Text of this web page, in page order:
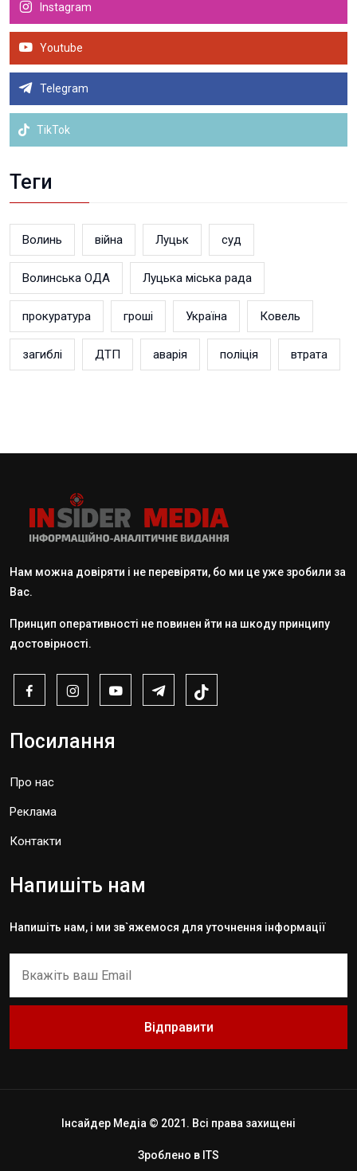
Instagram
Youtube
Telegram
TikTok
Теги
Волинь війна Луцьк суд
Волинська ОДА Луцька міська рада
прокуратура гроші Україна Ковель
загиблі ДТП аварія поліція втрата
Нам можна довіряти і не перевіряти, бо ми це уже зробили за
Вас.
Принцип оперативності не повинен йти на шкоду принципу
достовірності.
Посилання
Про нас
Реклама
Контакти
Напишіть нам
Напишіть нам, і ми зв`яжемося для уточнення інформації
Відправити
Інсайдер Медіа © 2021. Всі права захищені
Зроблено в ITS